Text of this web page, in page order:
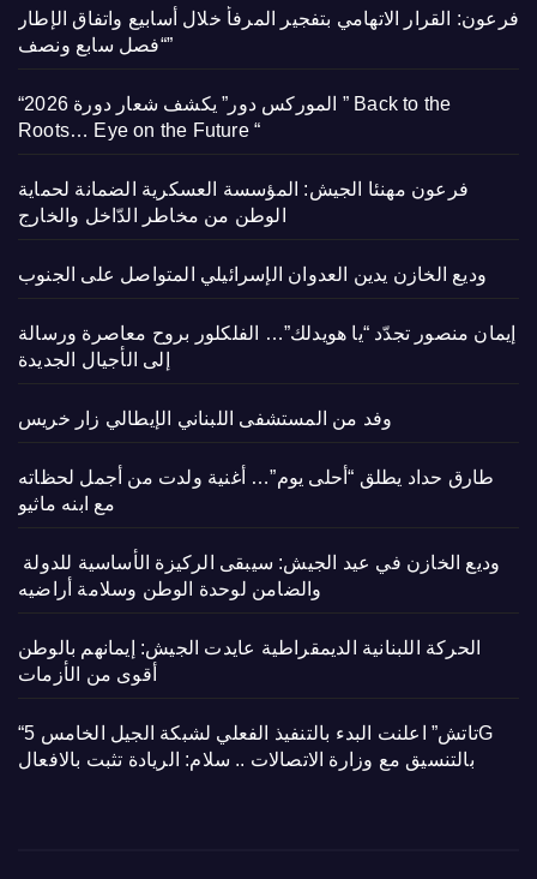
فرعون: القرار الاتهامي بتفجير المرفأ خلال أسابيع واتفاق الإطار
“فصل سابع ونصف”
“الموركس دور” يكشف شعار دورة 2026 ” Back to the
Roots… Eye on the Future “
فرعون مهنئا الجيش: المؤسسة العسكرية الضمانة لحماية
الوطن من مخاطر الدّاخل والخارج
وديع الخازن يدين العدوان الإسرائيلي المتواصل على الجنوب
إيمان منصور تجدّد “يا هويدلك”… الفلكلور بروح معاصرة ورسالة
إلى الأجيال الجديدة
وفد من المستشفى اللبناني الإيطالي زار خريس
طارق حداد يطلق “أحلى يوم”… أغنية ولدت من أجمل لحظاته
مع ابنه ماثيو
والضامن لوحدة الوطن وسلامة أراضيه
الحركة اللبنانية الديمقراطية عايدت الجيش: إيمانهم بالوطن
أقوى من الأزمات
“تاتش” اعلنت البدء بالتنفيذ الفعلي لشبكة الجيل الخامس 5G
بالتنسيق مع وزارة الاتصالات .. سلام: الريادة تثبت بالافعال